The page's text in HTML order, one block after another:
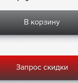
В корзину
Запрос скидки